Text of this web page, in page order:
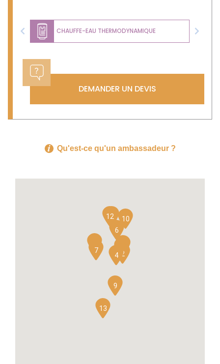
CHAUFFE-EAU THERMODYNAMIQUE
Previous Next
DEMANDER UN DEVIS
Qu'est-ce qu'un ambassadeur ?
12
4
6
7
9
10
11
12
13